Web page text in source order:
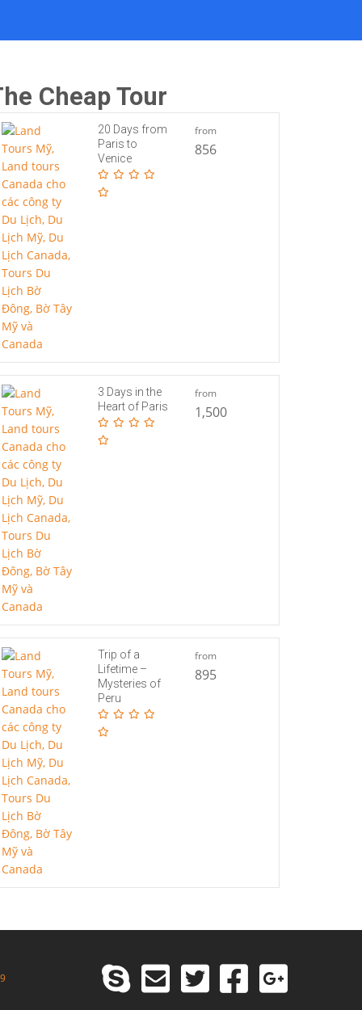
Cheap Tour
20 Days from
Paris to
Venice
from
856
3 Days in the
Heart of Paris
from
1,500
Trip of a
Lifetime –
Mysteries of
Peru
from
895